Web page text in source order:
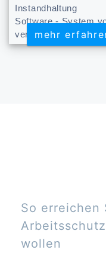
Instandhaltung
Software - System
verbessert
mehr
mehr
So erreichen
wollen